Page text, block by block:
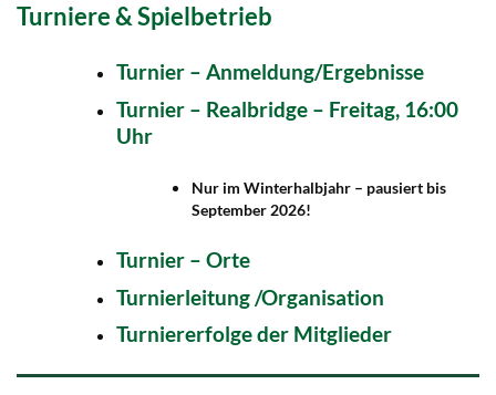
Turniere & Spielbetrieb
Turnier – Anmeldung/Ergebnisse
Turnier – Realbridge – Freitag, 16:00
Uhr
Nur im Winterhalbjahr – pausiert bis
September 2026!
Turnier – Orte
Turnierleitung /Organisation
Turniererfolge der Mitglieder